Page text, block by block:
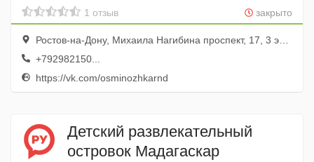
закрыто
1 отзыв
Ростов-на-Дону, Михаила Нагибина проспект, 17, 3 этаж
+792982150...
https://vk.com/osminozhkarnd
Детский развлекательный
островок Мадагаскар